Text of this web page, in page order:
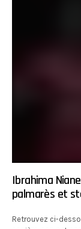
Ibrahima
palmarès et
Retrouvez ci-